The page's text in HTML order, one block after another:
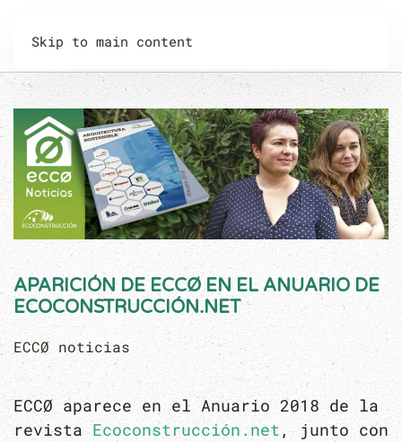
Skip to main content
APARICIÓN DE ECCØ EN EL ANUARIO DE
ECOCONSTRUCCIÓN.NET
ECCØ noticias
ECCØ aparece en el Anuario 2018 de la
revista Ecoconstrucción.net, junto con